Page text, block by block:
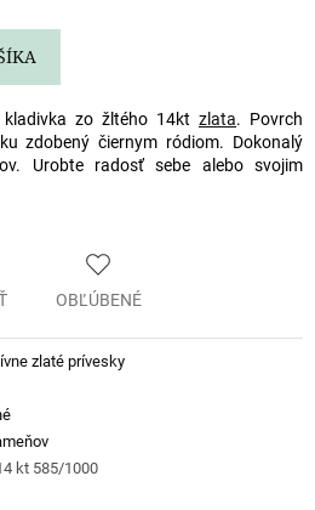
zo žltého 14kt zlata. Povrch
zdobený čiernym ródiom. Dokonalý
Urobte radosť sebe alebo svojim
OBĽÚBENÉ
zlaté prívesky
kt 585/1000